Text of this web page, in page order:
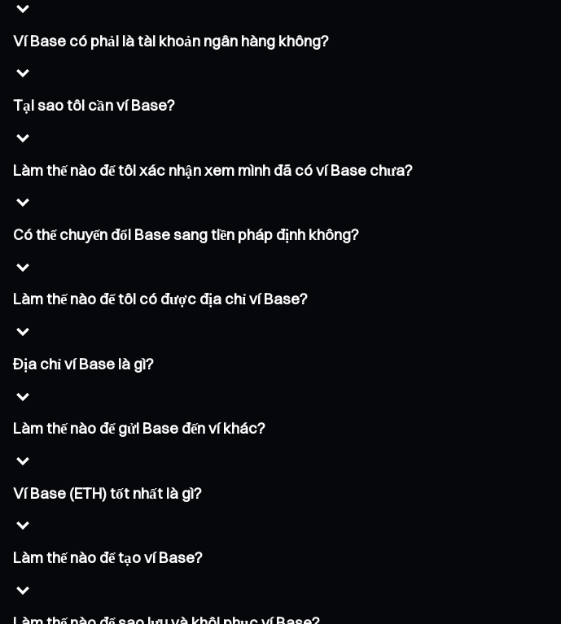
Ví Base có phải là tài khoản ngân hàng không?
Tại sao tôi cần ví Base?
Làm thế nào để tôi xác nhận xem mình đã có ví Base chưa?
Có thể chuyển đổi Base sang tiền pháp định không?
Làm thế nào để tôi có được địa chỉ ví Base?
Địa chỉ ví Base là gì?
Làm thế nào để gửi Base đến ví khác?
Ví Base (ETH) tốt nhất là gì?
Làm thế nào để tạo ví Base?